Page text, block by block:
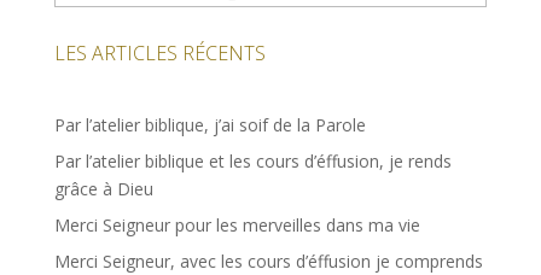
LES ARTICLES RÉCENTS
Par l’atelier biblique, j’ai soif de la Parole
Par l’atelier biblique et les cours d’éffusion, je rends
grâce à Dieu
Merci Seigneur pour les merveilles dans ma vie
Merci Seigneur, avec les cours d’éffusion je comprends